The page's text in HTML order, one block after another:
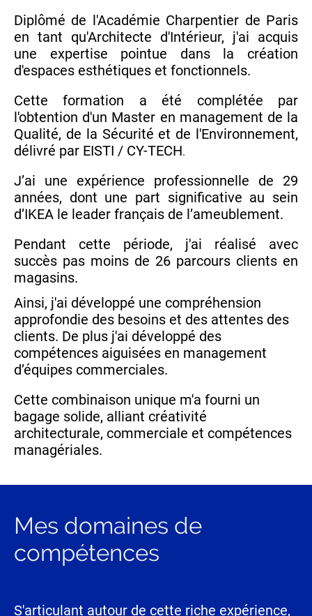
Diplômé de l'Académie Charpentier de Paris
en tant qu'Architecte d'Intérieur, j'ai acquis
une expertise pointue dans la création
d'espaces esthétiques et fonctionnels.
Cette formation a été complétée par
l'obtention d'un Master en management de la
Qualité, de la Sécurité et de l'Environnement,
délivré par EISTI / CY-TECH.
J’ai une expérience professionnelle de 29
années, dont une part significative au sein
d’IKEA le leader français de l’ameublement.
Pendant cette période, j'ai réalisé avec
succès pas moins de 26 parcours clients en
magasins.
Ainsi, j'ai développé une compréhension
approfondie des besoins et des attentes des
clients. De plus j'ai développé des
compétences aiguisées en management
d’équipes commerciales.
Cette combinaison unique m'a fourni un
bagage solide, alliant créativité
architecturale, commerciale et compétences
managériales.
Mes domaines de
compétences
S'articulant autour de cette riche expérience,